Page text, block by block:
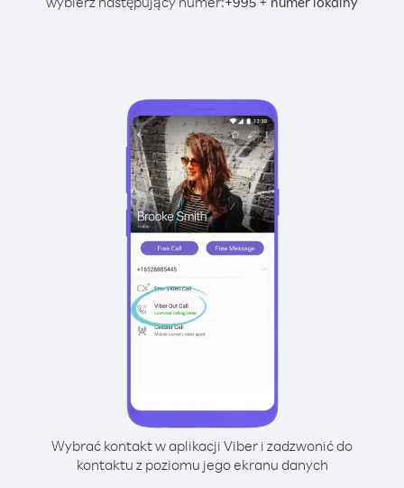
Wybrać kontakt w aplikacji Viber i zadzwonić do
kontaktu z poziomu jego ekranu danych